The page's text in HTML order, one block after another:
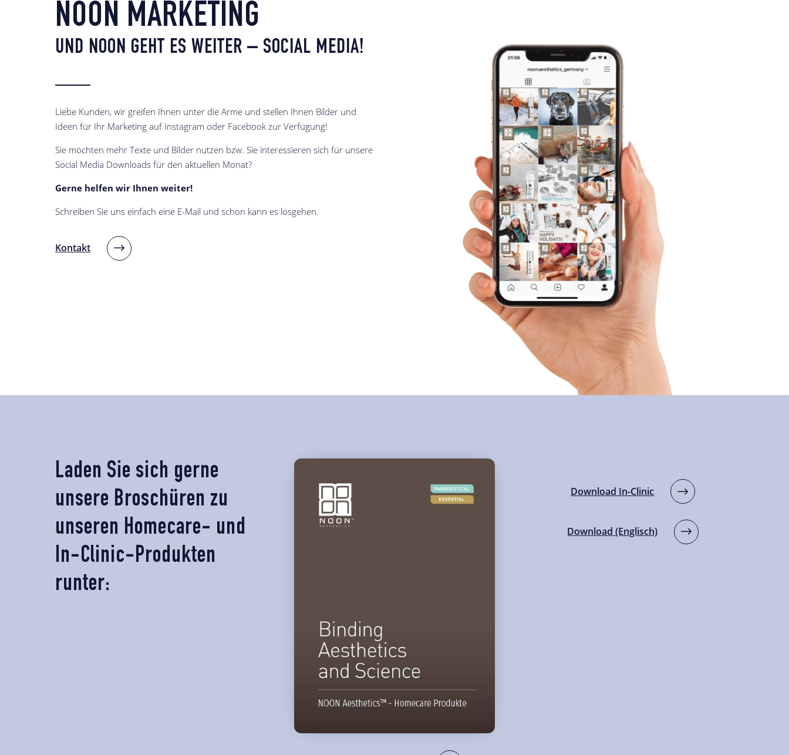
NOON MARKETING
UND NOON GEHT ES WEITER – SOCIAL MEDIA!
Liebe Kunden, wir greifen Ihnen unter die Arme und stellen Ihnen Bilder und
Ideen für Ihr Marketing auf Instagram oder Facebook zur Verfügung!
Sie möchten mehr Texte und Bilder nutzen bzw. Sie interessieren sich für unsere
Social Media Downloads für den aktuellen Monat?
Gerne helfen wir Ihnen weiter!
Schreiben Sie uns einfach eine E-Mail und schon kann es losgehen.
Kontakt
Laden Sie sich gerne
unsere Broschüren zu
unseren Homecare- und
In-Clinic-Produkten
runter:
Download In-Clinic
Download (Englisch)